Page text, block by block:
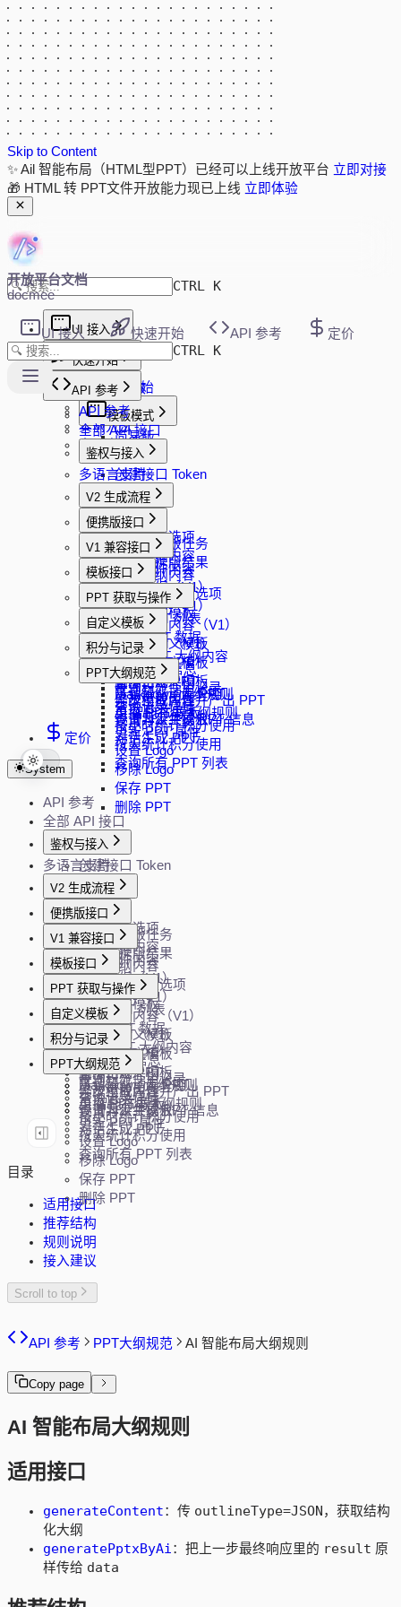
Skip to Content
✨ Ail 智能布局（HTML型PPT）已经可以上线开放平台 立即对接
🎁 HTML 转 PPT文件开放能力现已上线 立即体验
开放平台文档
docmee
UI 接入 快速开始 API 参考 定价
CTRL K
CTRL K
UI 接入
快速开始
初始化参数
事件回调
实例方法
多语言支持
快速开始
快速开始
模板模式
简易版
完整版
API 参考
API 参考
全部 API 接口
鉴权与接入
创建接口 Token
多语言支持
V2 生成流程
创建任务
获取生成选项
生成大纲内容
修改大纲内容
生成 PPT
便携版接口
创建便携版任务
查询便携版结果
V1 兼容接口
解析文件内容
生成大纲（V1）
修改大纲（V1）
生成大纲内容（V1）
生成 PPT（V1）
Word 转 PPT
直接生成 PPT
异步生成内容并产出 PPT
查询异步生成 PPT 信息
对话生成 PPT
模板接口
获取模板过滤选项
分页查询模板
随机模板
PPT 获取与操作
获取 PPT 列表
加载 PPT 数据
加载 PPT 大纲内容
下载 PPT
下载智能动画 PPT
更换 PPT 模板
更新 PPT 属性
设置 Logo
移除 Logo
保存 PPT
删除 PPT
自定义模板
上传自定义模板
下载自定义模板
删除自定义模板
修改模板属性
设置为公共模板
积分与记录
查询 API 信息
查询积分使用记录
查询记录详情
按小时统计积分使用
按天统计积分使用
查询所有 PPT 列表
PPT大纲规范
Markdown 大纲规则
AI 智能布局大纲规则
定价
System
API 参考
全部 API 接口
鉴权与接入
创建接口 Token
多语言支持
V2 生成流程
创建任务
获取生成选项
生成大纲内容
修改大纲内容
生成 PPT
便携版接口
创建便携版任务
查询便携版结果
V1 兼容接口
解析文件内容
生成大纲（V1）
修改大纲（V1）
生成大纲内容（V1）
生成 PPT（V1）
Word 转 PPT
直接生成 PPT
异步生成内容并产出 PPT
查询异步生成 PPT 信息
对话生成 PPT
模板接口
获取模板过滤选项
分页查询模板
随机模板
PPT 获取与操作
获取 PPT 列表
加载 PPT 数据
加载 PPT 大纲内容
下载 PPT
下载智能动画 PPT
更换 PPT 模板
更新 PPT 属性
设置 Logo
移除 Logo
保存 PPT
删除 PPT
自定义模板
上传自定义模板
下载自定义模板
删除自定义模板
修改模板属性
设置为公共模板
积分与记录
查询 API 信息
查询积分使用记录
查询记录详情
按小时统计积分使用
按天统计积分使用
查询所有 PPT 列表
PPT大纲规范
Markdown 大纲规则
AI 智能布局大纲规则
目录
适用接口
推荐结构
规则说明
接入建议
Scroll to top
API 参考 PPT大纲规范 AI 智能布局大纲规则
Copy page
AI 智能布局大纲规则
适用接口
generateContent：传 outlineType=JSON，获取结构
化大纲
generatePptxByAi：把上一步最终响应里的 result 原
样传给 data